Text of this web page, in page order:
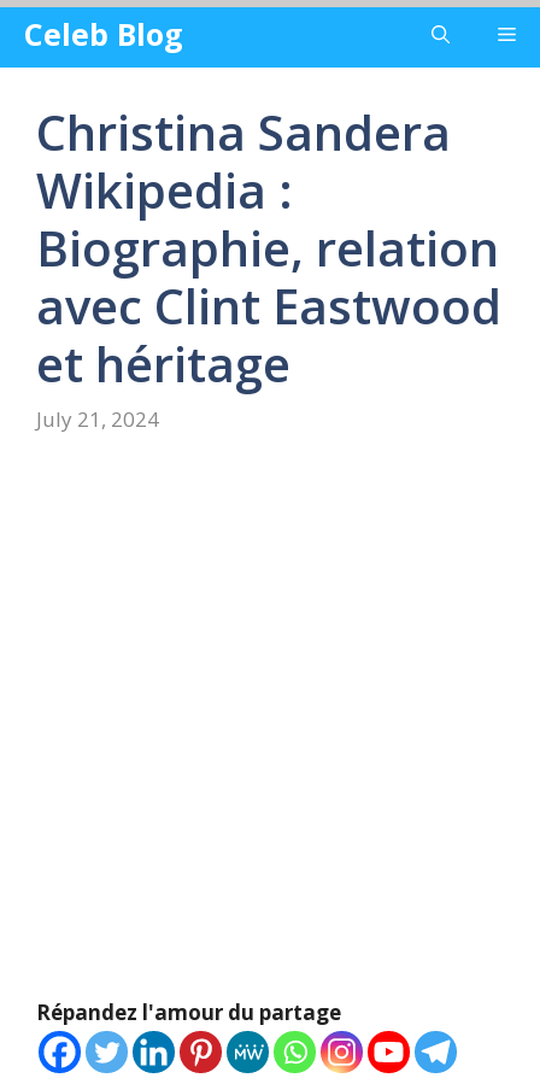
Skip
content
Celeb Blog
Christina Sandera
Wikipedia :
Biographie, relation
avec Clint Eastwood
et héritage
July 21, 2024
Répandez l'amour du partage